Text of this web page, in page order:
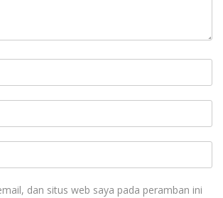
dan situs web saya pada peramban ini